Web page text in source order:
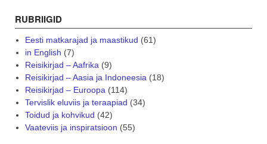
RUBRIIGID
Eesti matkarajad ja maastikud (61)
in English (7)
Reisikirjad – Aafrika (9)
Reisikirjad – Aasia ja Indoneesia (18)
Reisikirjad – Euroopa (114)
Tervislik eluviis ja teraapiad (34)
Toidud ja kohvikud (42)
Vaateviis ja inspiratsioon (55)